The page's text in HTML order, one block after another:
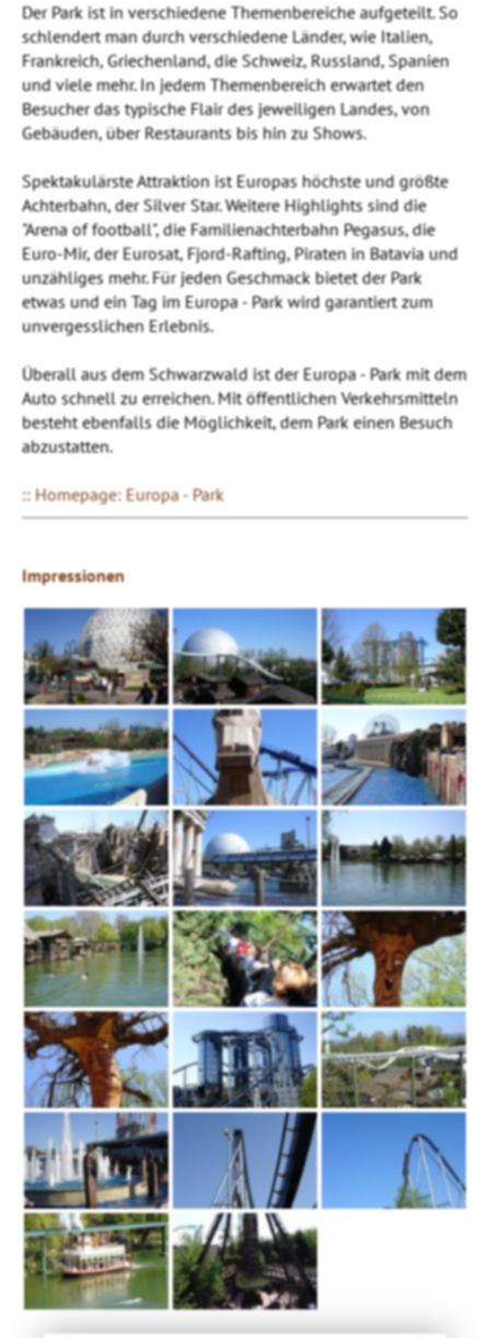
Der Park ist in verschiedene Themenbereiche aufgeteilt. So
schlendert man durch verschiedene Länder, wie Italien,
Frankreich, Griechenland, die Schweiz, Russland, Spanien
und viele mehr. In jedem Themenbereich erwartet den
Besucher das typische Flair des jeweiligen Landes, von
Gebäuden, über Restaurants bis hin zu Shows.
Spektakulärste Attraktion ist Europas höchste und größte
Achterbahn, der Silver Star. Weitere Highlights sind die
"Arena of football", die Familienachterbahn Pegasus, die
Euro-Mir, der Eurosat, Fjord-Rafting, Piraten in Batavia und
unzähliges mehr. Für jeden Geschmack bietet der Park
etwas und ein Tag im Europa - Park wird garantiert zum
unvergesslichen Erlebnis.
Überall aus dem Schwarzwald ist der Europa - Park mit dem
Auto schnell zu erreichen. Mit öffentlichen Verkehrsmitteln
besteht ebenfalls die Möglichkeit, dem Park einen Besuch
abzustatten.
:: Homepage: Europa - Park
Impressionen